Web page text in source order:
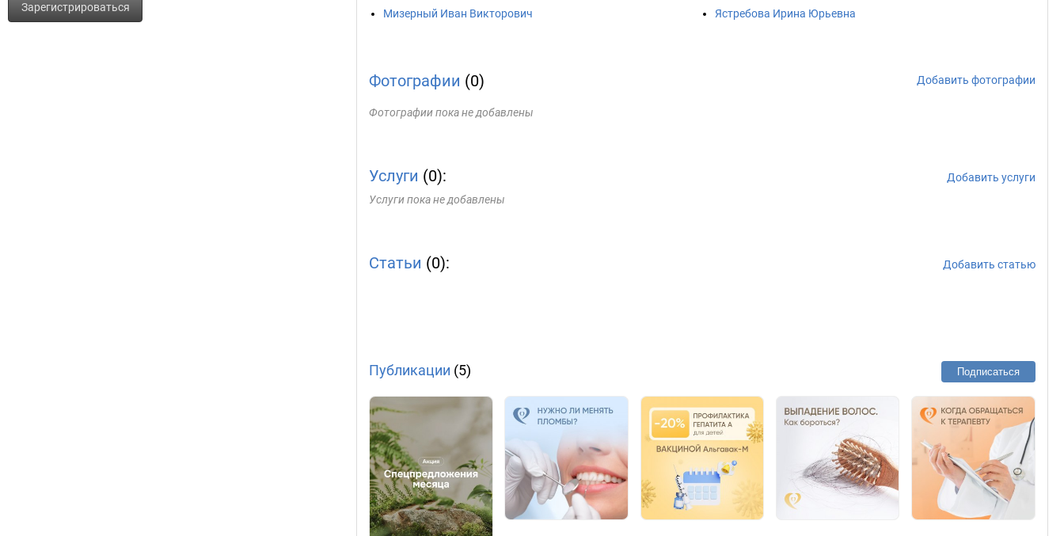
Зарегистрироваться
Мизерный Иван Викторович
Ястребова Ирина Юрьевна
Фотографии (0) Добавить фотографии
Фотографии пока не добавлены
Услуги (0):
Добавить услуги
Услуги пока не добавлены
Статьи (0): Добавить статью
Публикации (5) Подписаться